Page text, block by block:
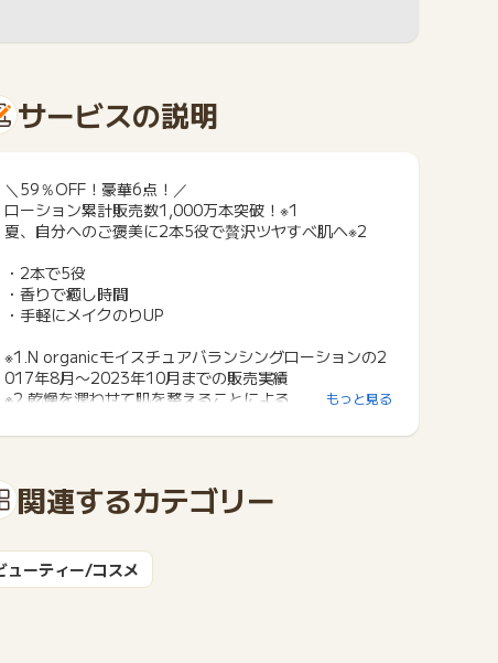
サービスの説明
＼59％OFF！豪華6点！／
ローション累計販売数1,000万本突破！※1
夏、自分へのご褒美に2本5役で贅沢ツヤすべ肌へ※2
・2本で5役
・香りで癒し時間
・手軽にメイクのりUP
※1.N organicモイスチュアバランシングローションの2
017年8月〜2023年10月までの販売実績
※2.乾燥を潤わせて肌を整えることによる
もっと見る
関連するカテゴリー
ューティー/コスメ